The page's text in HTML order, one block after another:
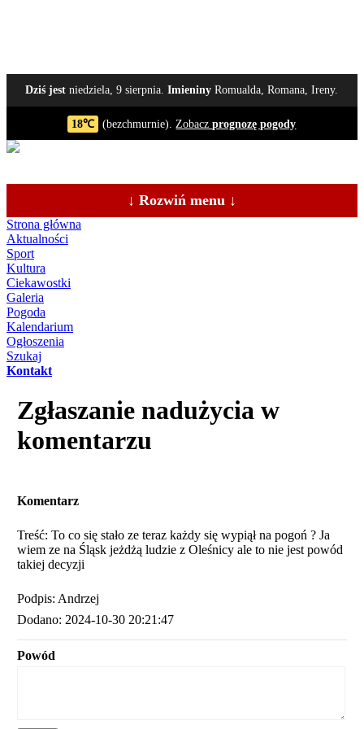
Dziś jest niedziela, 9 sierpnia.Imieniny Romualda, Romana, Ireny.
18℃ (bezchmurnie).Zobaczprognozę pogody
↓ Rozwiń menu ↓
Strona główna
Aktualności
Sport
Kultura
Ciekawostki
Galeria
Pogoda
Kalendarium
Ogłoszenia
Szukaj
Kontakt
Zgłaszanie nadużycia w
komentarzu
Komentarz
Treść: To co się stało ze teraz każdy się wypiął na pogoń ? Ja
wiem ze na Śląsk jeżdżą ludzie z Oleśnicy ale to nie jest powód
takiej decyzji
Podpis: Andrzej
Dodano: 2024-10-30 20:21:47
Powód